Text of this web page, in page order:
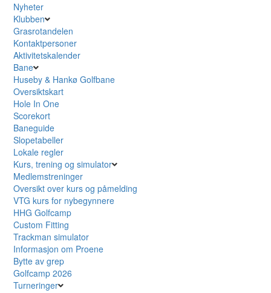
Nyheter
Klubben
Grasrotandelen
Kontaktpersoner
Aktivitetskalender
Bane
Huseby & Hankø Golfbane
Oversiktskart
Hole In One
Scorekort
Baneguide
Slopetabeller
Lokale regler
Kurs, trening og simulator
Medlemstreninger
Oversikt over kurs og påmelding
VTG kurs for nybegynnere
HHG Golfcamp
Custom Fitting
Trackman simulator
Informasjon om Proene
Bytte av grep
Golfcamp 2026
Turneringer